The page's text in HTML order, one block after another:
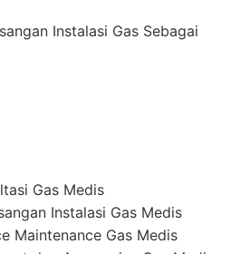
Instalasi Gas Sebagai
Gas Medis
Instalasi Gas Medis
Maintenance Gas Medis